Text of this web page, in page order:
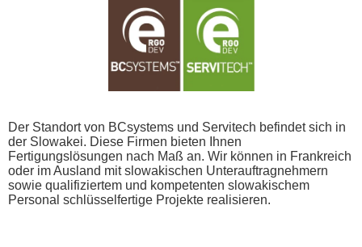
Der Standort von BCsystems und Servitech befindet sich in
der Slowakei. Diese Firmen bieten Ihnen
Fertigungslösungen nach Maß an. Wir können in Frankreich
oder im Ausland mit slowakischen Unterauftragnehmern
sowie qualifiziertem und kompetenten slowakischem
Personal schlüsselfertige Projekte realisieren.